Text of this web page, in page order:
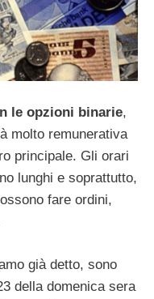
le opzioni binarie,
molto remunerativa
principale. Gli orari
lunghi e soprattutto,
fare ordini,
già detto, sono
della domenica sera